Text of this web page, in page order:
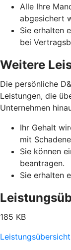
Alle Ihre
abgesichert
Sie erhalten
bei
Weitere
Die persönliche
Leistungen, die
Unternehmen
Ihr Gehalt
mit
Sie können
beantragen.
Sie erhalten
185 KB